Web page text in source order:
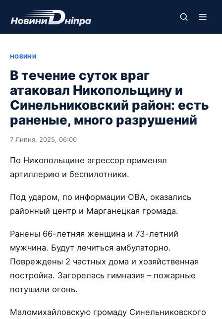
НОВИНИ
В течение суток враг
атаковал Никопольщину и
Синельниковский район: есть
раненые, много разрушений
7 Липня, 2025, 06:00
По Никопольщине агрессор применял
артиллерию и беспилотники.
Под ударом, по информации ОВА, оказались
районный центр и Марганецкая громада.
Ранены 66-летняя женщина и 73-летний
мужчина. Будут лечиться амбулаторно.
Повреждены 2 частных дома и хозяйственная
постройка. Загорелась гимназия – пожарные
потушили огонь.
Маломихайловскую громаду Синельниковского